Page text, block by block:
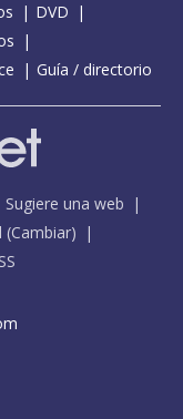
DVD
Guía / directorio
Sugiere una web
(Cambiar)